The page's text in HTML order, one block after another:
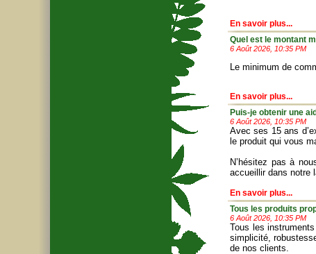
En savoir plus...
Quel est le montant
6 Août 2026, 10:35 PM
Le minimum de
En savoir plus...
Puis-je obtenir une
6 Août 2026, 10:35 PM
Avec ses 15 ans
le produit qui vous
N’hésitez pas à
accueillir dans notre
En savoir plus...
Tous les produits
6 Août 2026, 10:35 PM
Tous les
simplicité,
de nos clients.